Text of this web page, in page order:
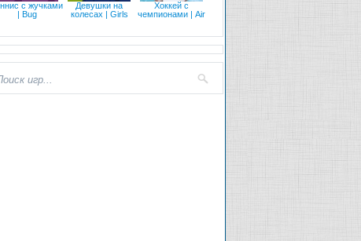
с жучками
| Bug
Девушки на
колесах | Girls
Хоккей с
чемпионами | Air